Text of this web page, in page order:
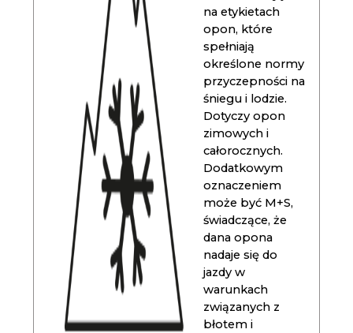
na etykietach
opon, które
spełniają
określone normy
przyczepności na
śniegu i lodzie.
Dotyczy opon
zimowych i
całorocznych.
Dodatkowym
oznaczeniem
może być M+S,
świadczące, że
dana opona
nadaje się do
jazdy w
warunkach
związanych z
błotem i